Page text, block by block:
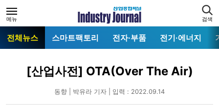
메뉴 검색
전체뉴스 스마트팩토리 전자·부품 전기·에너지
[산업사전] OTA(Over The Air)
동향 | 박유라 기자 | 입력 : 2022.09.14